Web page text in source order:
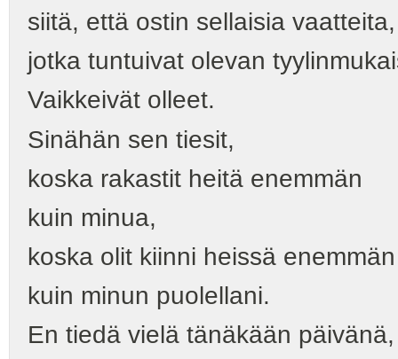
siitä, että ostin sellaisia vaatteita,
jotka tuntuivat olevan
Vaikkeivät olleet.
Sinähän sen tiesit,
koska rakastit heitä enemmän
kuin minua,
koska olit kiinni heissä enemmän
kuin minun puolellani.
En tiedä vielä tänäkään päivänä,